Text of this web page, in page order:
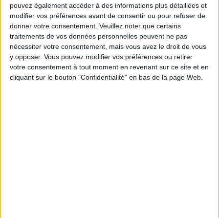
pouvez également accéder à des informations plus détaillées et
modifier vos préférences avant de consentir ou pour refuser de
donner votre consentement. Veuillez noter que certains
traitements de vos données personnelles peuvent ne pas
nécessiter votre consentement, mais vous avez le droit de vous
y opposer. Vous pouvez modifier vos préférences ou retirer
votre consentement à tout moment en revenant sur ce site et en
cliquant sur le bouton "Confidentialité" en bas de la page Web.
ADOPT PARFUMS IS REVOLUTIONIZING AFFORDABLE MADE-IN-FRANCE
FRAGRANCES